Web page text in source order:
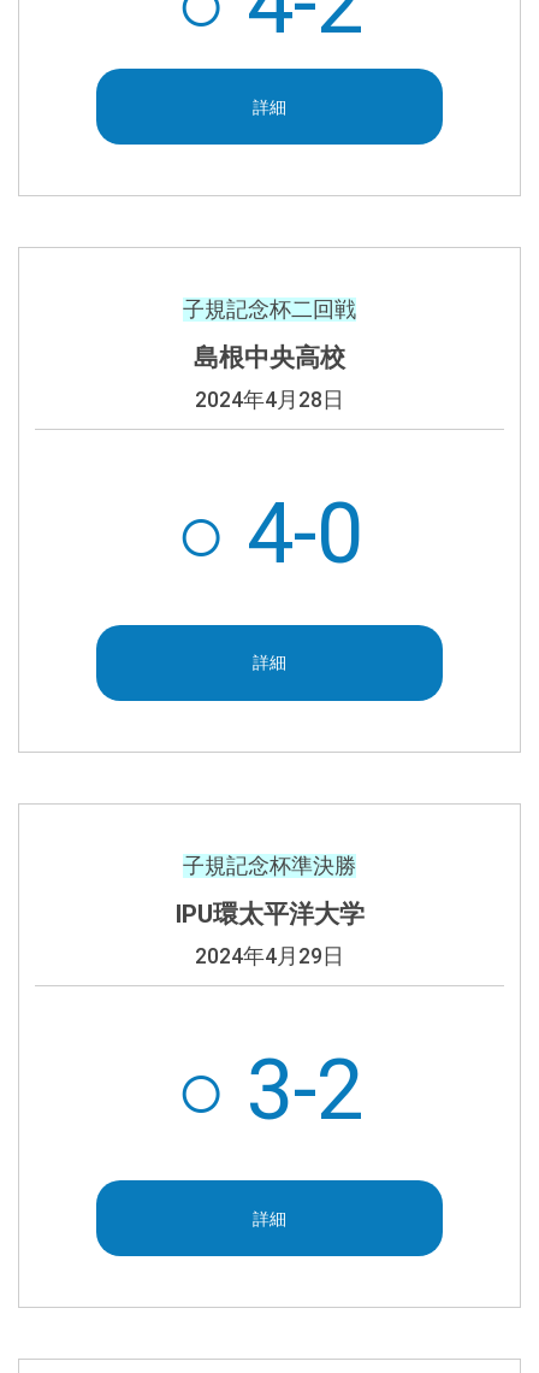
詳細
子規記念杯二回戦
島根中央高校
2024年4月28日
○ 4-0
詳細
子規記念杯準決勝
IPU環太平洋大学
2024年4月29日
○ 3-2
詳細